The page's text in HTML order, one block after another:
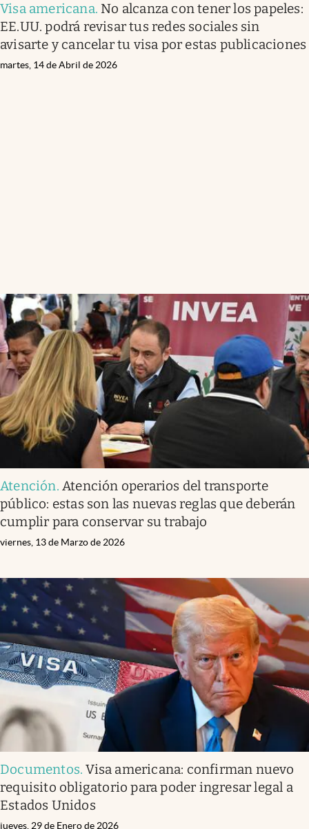
Visa americana. No alcanza con tener los papeles:
EE.UU. podrá revisar tus redes sociales sin
avisarte y cancelar tu visa por estas publicaciones
martes, 14 de Abril de 2026
Atención.Atención operarios del transporte
público: estas son las nuevas reglas que deberán
cumplir para conservar su trabajo
viernes, 13 de Marzo de 2026
Documentos.Visa americana: confirman nuevo
requisito obligatorio para poder ingresar legal a
Estados Unidos
jueves, 29 de Enero de 2026